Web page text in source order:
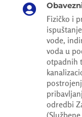

Fizičko i
vode,
voda u
otpadnih
odredbi